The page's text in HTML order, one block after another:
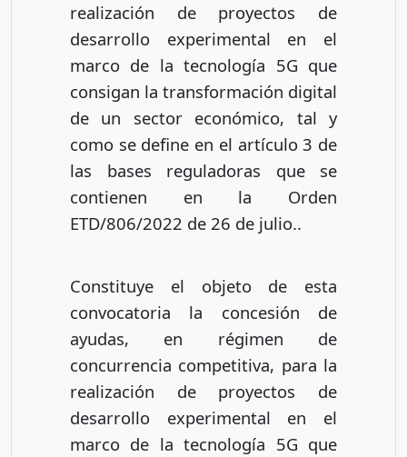
realización de proyectos de
desarrollo experimental en el
marco de la tecnología 5G que
consigan la transformación digital
de un sector económico, tal y
como se define en el artículo 3 de
las bases reguladoras que se
contienen en la Orden
ETD/806/2022 de 26 de julio..
Constituye el objeto de esta
convocatoria la concesión de
ayudas, en régimen de
concurrencia competitiva, para la
realización de proyectos de
desarrollo experimental en el
marco de la tecnología 5G que